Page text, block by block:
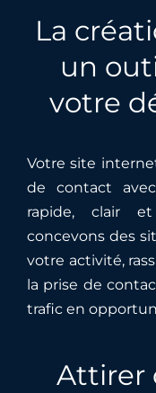
La
un
votre
Votre site
de contact
rapide, clair
concevons des
votre activité,
la prise de
trafic en
Attirer